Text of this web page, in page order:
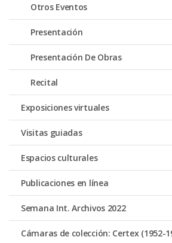
Otros Eventos
Presentación
Presentación De Obras
Recital
Exposiciones virtuales
Visitas guiadas
Espacios culturales
Publicaciones en línea
Semana Int. Archivos 2022
Cámaras de colección: Certex (1952-